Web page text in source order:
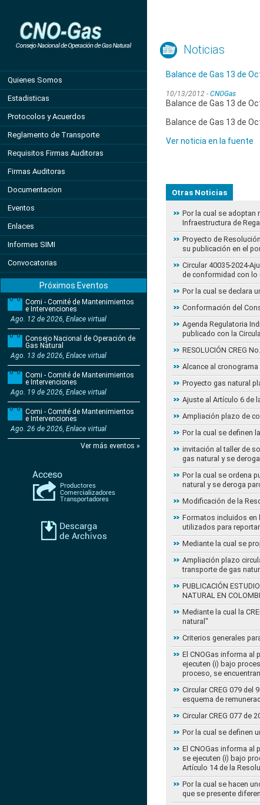
Quienes Somos
Estadisticas
Protocolos y Acuerdos
Reglamento de Transporte
Requisitos Firmas Auditoras
Firmas Auditoras
Documentacion
Eventos
Enlaces
Informes SIMI
Convocatorias
Próximos Eventos
Comi - Comité de Mantenimientos
e Intervenciones
Ago. 12 de 2026, Enlace virtual
Consejo Nacional de Operación de
Gas Natural
Ago. 13 de 2026, Enlace virtual
Comi - Comité de Mantenimientos
e Intervenciones
Ago. 19 de 2026, Enlace virtual
Comi - Comité de Mantenimientos
e Intervenciones
Ago. 26 de 2026, Enlace virtual
Ver más eventos »
Noticias
Balance de Gas 13 de
10/13/2012 - CNOGas
Balance de Gas 13 de
Balance de Gas 13 de
Ver noticia en la fuente
Otras Noticias
Por la cual se adoptan
Infraestructura de
Proyecto de
su publicación en el
Circular 40035-2024-
de conformidad con lo
Por la cual se declara
Conformación del
Agenda Regulatoria
publicado con la
RESOLUCIÓN CREG
Alcance al
Proyecto gas natural
Ajuste al Artículo 6 de
Ampliación plazo de
Por la cual se definen
invitación al taller de
gas natural y se
Por la cual se ordena
natural y se deroga
Modificación de la
Formatos incluidos en
utilizados para
Mediante la cual se
Ampliación plazo
transporte de gas
PUBLICACIÓN
NATURAL EN
Mediante la cual la
natural"
Criterios generales
El CNOGas informa al
ejecuten (i) bajo
proceso, se
Circular CREG 079
esquema de
Circular CREG 077 de
Por la cual se definen
El CNOGas informa al
se ejecuten (i) bajo
Artículo 14 de la
Por la cual se hacen
que se presente